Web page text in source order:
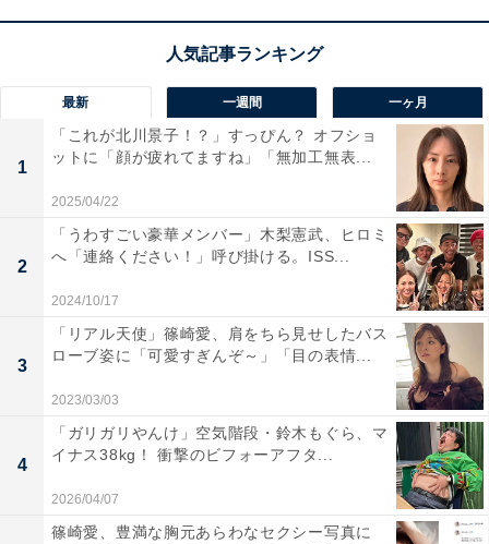
最新 一週間 一ヶ月
1
「これが北川景子！？」すっぴん？ オフショ
ットに「顔が疲れてますね」「無加工無表...
2025/04/22
2
「うわすごい豪華メンバー」木梨憲武、ヒロミ
へ「連絡ください！」呼び掛ける。ISS...
2024/10/17
3
「リアル天使」篠崎愛、肩をちら見せしたバス
ローブ姿に「可愛すぎんぞ～」「目の表情...
2023/03/03
4
「ガリガリやんけ」空気階段・鈴木もぐら、マ
イナス38kg！ 衝撃のビフォーアフタ...
2026/04/07
篠崎愛、豊満な胸元あらわなセクシー写真に